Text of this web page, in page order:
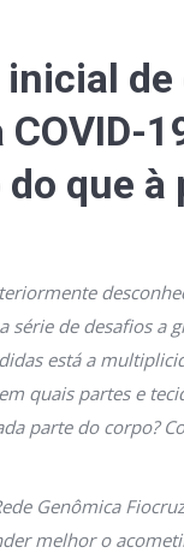
que à
série de desafios a
está a
quais partes e
parte do corpo?
Genômica
melhor o